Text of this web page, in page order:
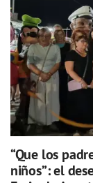
“Que los
niños”: el